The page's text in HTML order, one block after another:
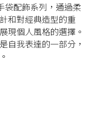
袋配飾系列，通過柔
和對經典造型的重
現個人風格的選擇。
自我表達的一部分，